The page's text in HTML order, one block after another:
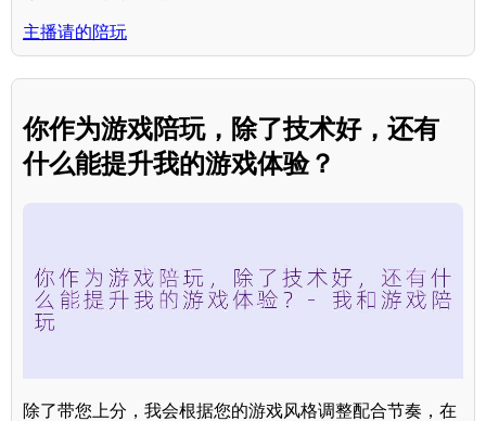
主播请的陪玩
你作为游戏陪玩，除了技术好，还有
什么能提升我的游戏体验？
除了带您上分，我会根据您的游戏风格调整配合节奏，在